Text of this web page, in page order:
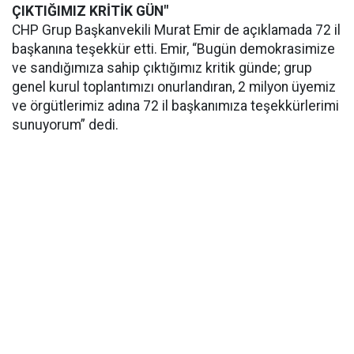
ÇIKTIĞIMIZ KRİTİK GÜN"
CHP Grup Başkanvekili Murat Emir de açıklamada 72 il
başkanına teşekkür etti. Emir, “Bugün demokrasimize
ve sandığımıza sahip çıktığımız kritik günde; grup
genel kurul toplantımızı onurlandıran, 2 milyon üyemiz
ve örgütlerimiz adına 72 il başkanımıza teşekkürlerimi
sunuyorum” dedi.